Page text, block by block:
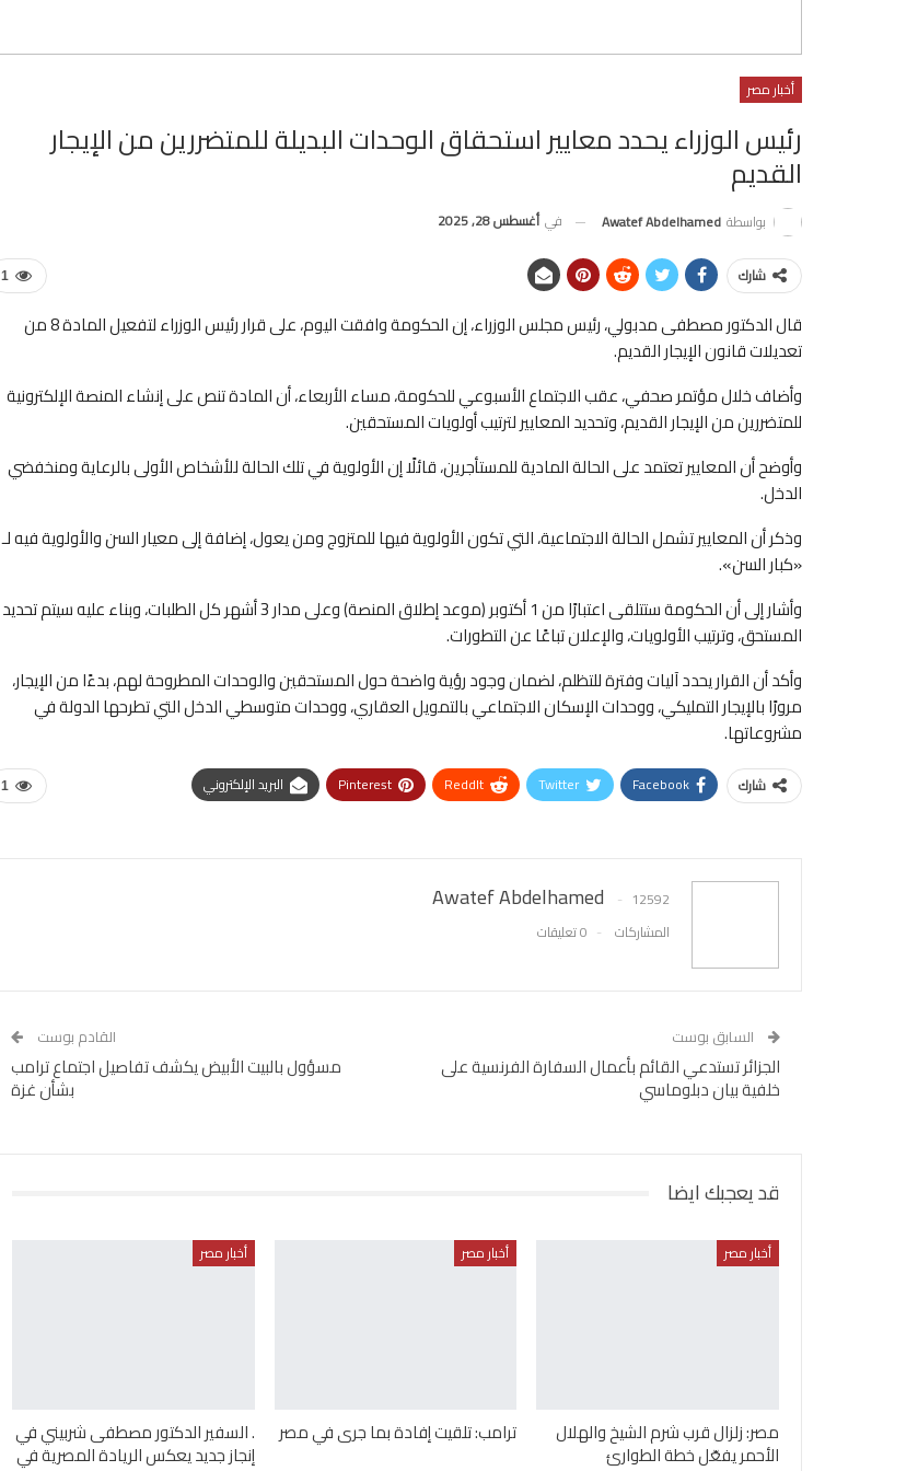
أخبار مصر
رئيس الوزراء يحدد معايير استحقاق الوحدات البديلة للمتضررين من الإيجار
القديم
بواسطة Awatef Abdelhamed في أغسطس 28, 2025
1 شارك
قال الدكتور مصطفى مدبولي، رئيس مجلس الوزراء، إن الحكومة وافقت اليوم، على قرار رئيس الوزراء لتفعيل المادة 8 من
تعديلات قانون الإيجار القديم.
وأضاف خلال مؤتمر صحفي، عقب الاجتماع الأسبوعي للحكومة، مساء الأربعاء، أن المادة تنص على إنشاء المنصة الإلكترونية
للمتضررين من الإيجار القديم، وتحديد المعايير لترتيب أولويات المستحقين.
وأوضح أن المعايير تعتمد على الحالة المادية للمستأجرين، قائلًا إن الأولوية في تلك الحالة للأشخاص الأولى بالرعاية ومنخفضي
الدخل.
وذكر أن المعايير تشمل الحالة الاجتماعية، التي تكون الأولوية فيها للمتزوج ومن يعول، إضافة إلى معيار السن والأولوية فيه لـ
«كبار السن».
وأشار إلى أن الحكومة ستتلقى اعتبارًا من 1 أكتوبر (موعد إطلاق المنصة) وعلى مدار 3 أشهر كل الطلبات، وبناء عليه سيتم تحديد
المستحق، وترتيب الأولويات، والإعلان تباعًا عن التطورات.
وأكد أن القرار يحدد آليات وفترة للتظلم، لضمان وجود رؤية واضحة حول المستحقين والوحدات المطروحة لهم، بدءًا من الإيجار،
مرورًا بالإيجار التمليكي، ووحدات الإسكان الاجتماعي بالتمويل العقاري، ووحدات متوسطي الدخل التي تطرحها الدولة في
مشروعاتها.
1 شارك Facebook
Twitter
ReddIt
Pinterest البريد الإلكتروني
Awatef Abdelhamed
12592
المشاركات
0 تعليقات
السابق بوست
الجزائر تستدعي القائم بأعمال السفارة الفرنسية على
خلفية بيان دبلوماسي
القادم بوست
مسؤول بالبيت الأبيض يكشف تفاصيل اجتماع ترامب
بشأن غزة
قد يعجبك ايضا
أخبار مصر
مصر: زلزال قرب شرم الشيخ والهلال
الأحمر يفعّل خطة الطوارئ
أخبار مصر
ترامب: تلقيت إفادة بما جرى في مصر
أخبار مصر
. السفير الدكتور مصطفى شربيني في
إنجاز جديد يعكس الريادة المصرية في